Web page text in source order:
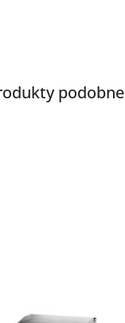
produktówpodobne